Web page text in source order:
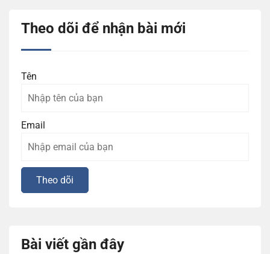
Theo dõi để nhận bài mới
Tên
Email
Bài viết gần đây